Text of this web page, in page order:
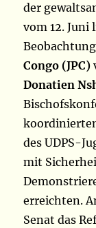
der
vom 12.
Congo (JPC)
Donatien
des UDPS-
mit
erreichten.
Senat das